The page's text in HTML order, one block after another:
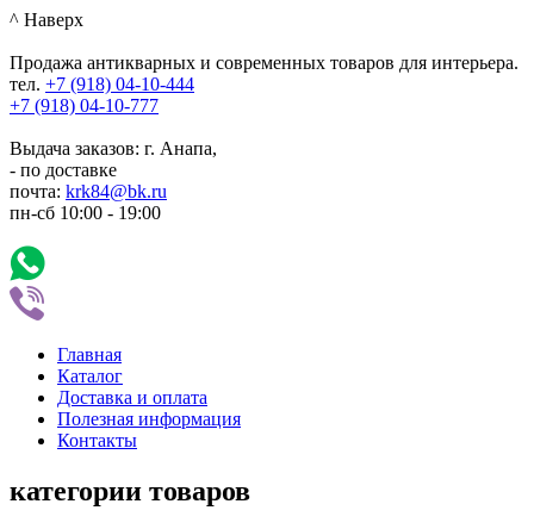
^ Наверх
Продажа антикварных и современных товаров для интерьера.
тел. +7 (918) 04-10-444
+7 (918) 04-10-777
Выдача заказов: г. Анапа,
- по доставке
почта: krk84@bk.ru
пн-сб 10:00 - 19:00
Главная
Каталог
Доставка и оплата
Полезная информация
Контакты
категории товаров